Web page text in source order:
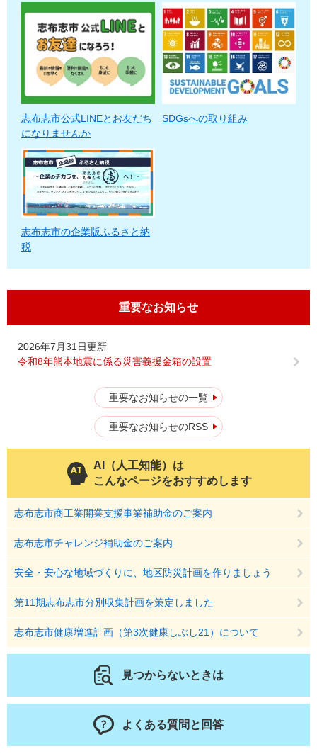
志布志市公式LINEとお友だち
になりませんか
SDGsへの取り組み
志布志市の企業版ふるさと納
税
重要なお知らせ
2026年7月31日更新
令和8年熊本地震に係る災害義援金箱の設置
重要なお知らせの一覧
重要なお知らせのRSS
AI（人工知能）は
こんなページをおすすめします
志布志市商工業開業支援事業補助金のご案内
志布志市チャレンジ補助金のご案内
安全・安心な地域づくりに、地区防災計画を作りましょう
第11期志布志市分別収集計画を策定しました
志布志市健康増進計画（第3次健康しぶし21）について
見つからないときは
よくある質問と回答